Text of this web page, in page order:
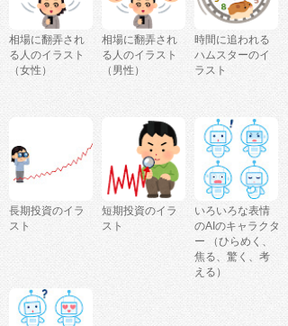
相場に翻弄され
る人のイラスト
（女性）
相場に翻弄され
る人のイラスト
（男性）
時間に追われる
ハムスターのイ
ラスト
長期投資のイラ
スト
短期投資のイラ
スト
いろいろな表情
のAIのキャラクタ
ー （ひらめく、
焦る、驚く、考
える）